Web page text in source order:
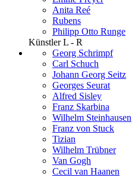
Anita Reé
Rubens
Philipp Otto Runge
Künstler L - R
Georg Schrimpf
Carl Schuch
Johann Georg Seitz
Georges Seurat
Alfred Sisley
Franz Skarbina
Wilhelm Steinhausen
Franz von Stuck
Tizian
Wilhelm Trübner
Van Gogh
Cecil van Haanen